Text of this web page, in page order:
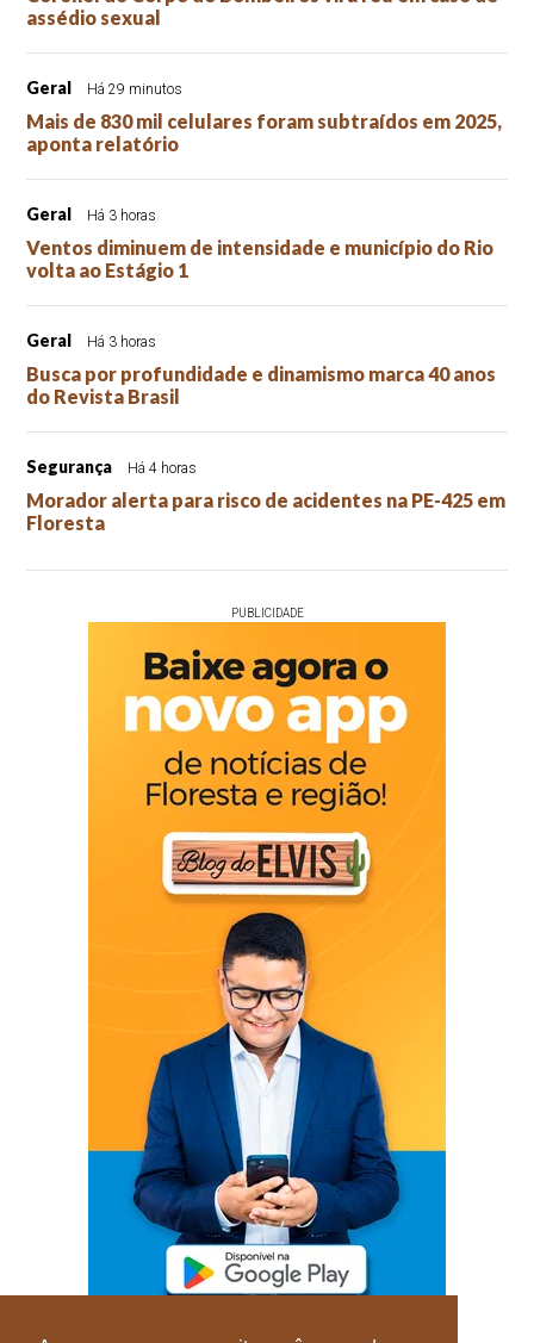
assédio sexual
Geral Há 29 minutos
Mais de 830 mil celulares foram subtraídos em 2025,
aponta relatório
Geral Há 3 horas
Ventos diminuem de intensidade e município do Rio
volta ao Estágio 1
Geral Há 3 horas
Busca por profundidade e dinamismo marca 40 anos
do Revista Brasil
Segurança Há 4 horas
Morador alerta para risco de acidentes na PE-425 em
Floresta
PUBLICIDADE